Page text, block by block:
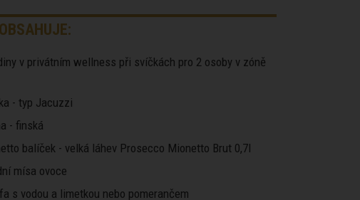
v privátním wellness při svíčkách pro 2 osoby v zóně
- typ Jacuzzi
- finská
balíček - velká láhev Prosecco Mionetto Brut 0,7l
mísa ovoce
s vodou a limetkou nebo pomerančem